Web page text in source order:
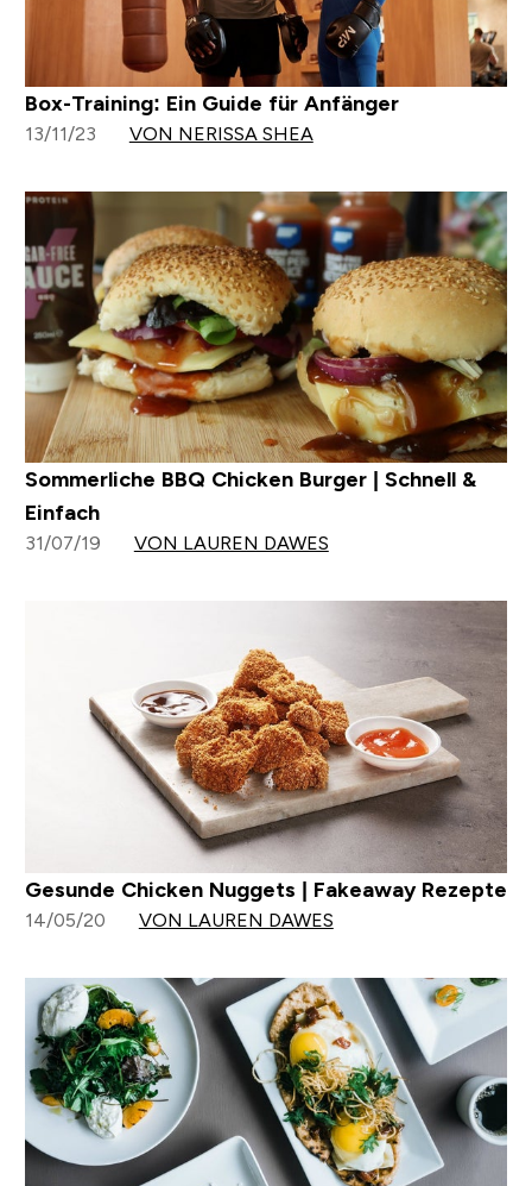
Box-Training: Ein Guide für Anfänger
13/11/23 VON NERISSA SHEA
Sommerliche BBQ Chicken Burger | Schnell &
Einfach
31/07/19 VON LAUREN DAWES
Gesunde Chicken Nuggets | Fakeaway Rezepte
14/05/20 VON LAUREN DAWES